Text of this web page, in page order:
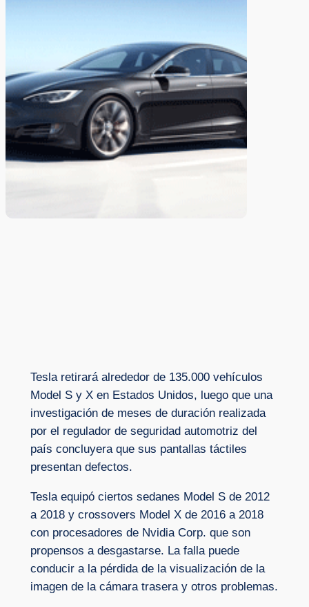
Tesla retirará alrededor de 135.000 vehículos
Model S y X en Estados Unidos, luego que una
investigación de meses de duración realizada
por el regulador de seguridad automotriz del
país concluyera que sus pantallas táctiles
presentan defectos.
Tesla equipó ciertos sedanes Model S de 2012
a 2018 y crossovers Model X de 2016 a 2018
con procesadores de Nvidia Corp. que son
propensos a desgastarse. La falla puede
conducir a la pérdida de la visualización de la
imagen de la cámara trasera y otros problemas.